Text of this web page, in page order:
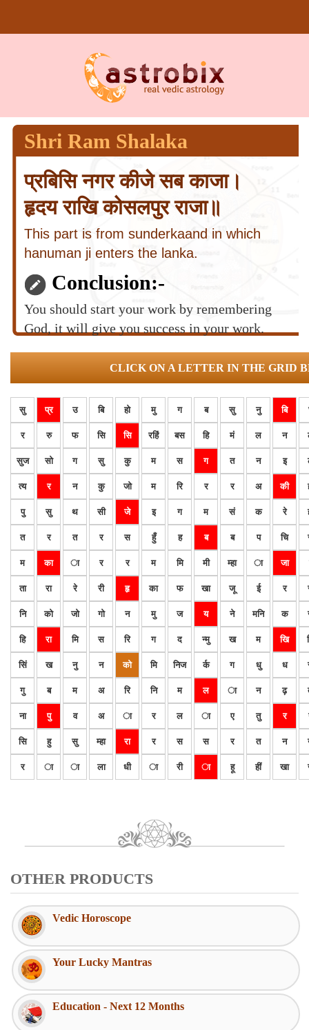
Shri Ram Shalaka
प्रबिसि नगर कीजे सब काजा।
हृदय राखि कोसलपुर राजा॥
This part is from sunderkaand in which
hanuman ji enters the lanka.
Conclusion:-
You should start your work by remembering
God, it will give you success in your work.
CLICK ON A LETTER IN THE GRID
सु प्र उ बि हो मु ग ब सु नु बि
र रु फ सि सि रहिं बस हि मं ल न
सुज सो ग सु कु म स ग त न इ
त्य र न कु जो म रि र र अ की
पु सु थ सी जे इ ग म सं क रे
त र त र स हुँ ह ब ब प चि
म का ा र र म मि मी म्हा ा जा
ता रा रे री हृ का फ खा जू ई र
नि को जो गो न मु ज य ने मनि क
हि रा मि स रि ग द न्मु ख म खि
सिं ख नु न को मि निज र्क ग धु ध
गु ब म अ रि नि म ल ा न ढ़
ना पु व अ ा र ल ा ए तु र
सि हु सु म्हा रा र स स र त न
र ा ा ला धी ा री ा हू हीं खा
OTHER PRODUCTS
Vedic Horoscope
Your Lucky Mantras
Education - Next 12 Months